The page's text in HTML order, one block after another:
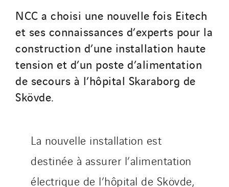
NCC a choisi une nouvelle fois Eitech
et ses connaissances d’experts pour la
construction d’une installation haute
tension et d’un poste d’alimentation
de secours à l’hôpital Skaraborg de
Skövde.
La nouvelle installation est
destinée à assurer l’alimentation
électrique de l’hôpital de Skövde,
Service One Alliance
Seves
SKE-International
Smart Building Energies
Socalec
Sotécnica
Strasser
Stroomverdeler
Sylvestre Energies